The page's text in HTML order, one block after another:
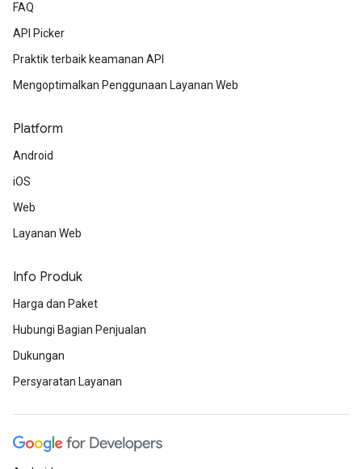
FAQ
API Picker
Praktik terbaik keamanan API
Mengoptimalkan Penggunaan Layanan Web
Platform
Android
iOS
Web
Layanan Web
Info Produk
Harga dan Paket
Hubungi Bagian Penjualan
Dukungan
Persyaratan Layanan